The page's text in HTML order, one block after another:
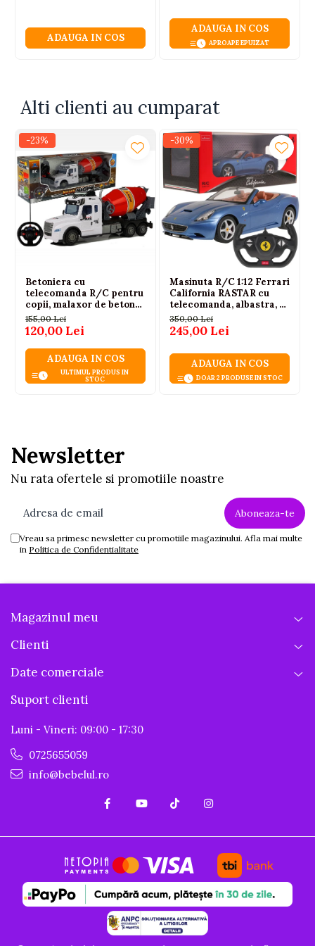
ADAUGA IN COS
ADAUGA IN COS
APROAPE EPUIZAT
Alti clienti au cumparat
-23%
Betoniera cu
telecomanda R/C pentru
copii, malaxor de beton
interactiv, lumini si
control directie, alb-
rosu, 3 ani+
155,00 Lei
120,00 Lei
ADAUGA IN COS
ULTIMUL PRODUS IN
STOC
-30%
Masinuta R/C 1:12 Ferrari
California RASTAR cu
telecomanda, albastra, 6
ani+
350,00 Lei
245,00 Lei
ADAUGA IN COS
DOAR 2 PRODUSE IN STOC
Newsletter
Nu rata ofertele si promotiile noastre
Vreau sa primesc newsletter cu promotiile magazinului. Afla mai multe
in Politica de Confidentialitate
Magazinul meu
Clienti
Date comerciale
Suport clienti
Luni - Vineri: 09:00 - 17:30
0725655059
info@bebelul.ro